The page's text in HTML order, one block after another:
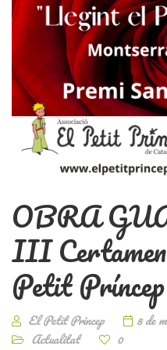
OBRA
III
Petit Príncep
El Petit Princep 8 de
Actualitat
0